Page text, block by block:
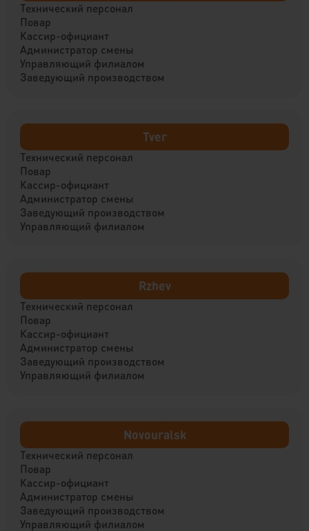
Технический персонал
Повар
Кассир-официант
Администратор смены
Управляющий филиалом
Заведующий производством
Tver
Технический персонал
Повар
Кассир-официант
Администратор смены
Заведующий производством
Управляющий филиалом
Rzhev
Технический персонал
Повар
Кассир-официант
Администратор смены
Заведующий производством
Управляющий филиалом
Novouralsk
Технический персонал
Повар
Кассир-официант
Администратор смены
Заведующий производством
Управляющий филиалом